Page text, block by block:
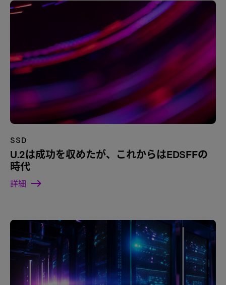
SSD
U.2は成功を収めたが、これからはEDSFFの
時代
詳細